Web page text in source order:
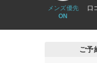
メンズ優先
ON
口
ご予